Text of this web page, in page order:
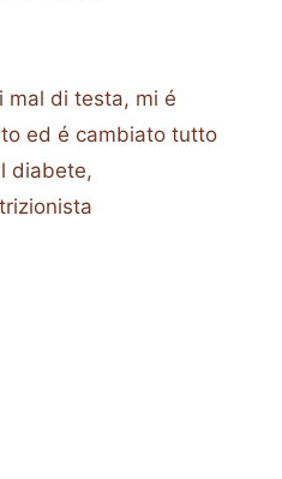
mal di testa, mi é
ed é cambiato tutto
diabete,